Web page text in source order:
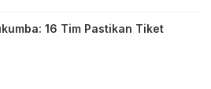
16 Tim Pastikan Tiket